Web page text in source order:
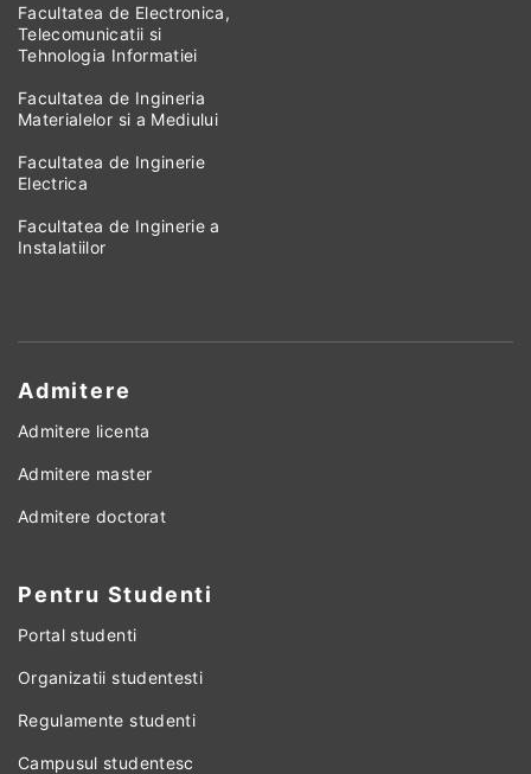
Facultatea de Electronica,
Telecomunicatii si
Tehnologia Informatiei
Facultatea de Ingineria
Materialelor si a Mediului
Facultatea de Inginerie
Electrica
Facultatea de Inginerie a
Instalatiilor
Admitere
Admitere licenta
Admitere master
Admitere doctorat
Pentru Studenti
Portal studenti
Organizatii studentesti
Regulamente studenti
Campusul studentesc